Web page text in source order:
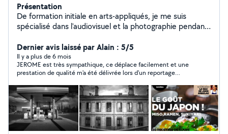
Présentation
De formation initiale en arts-appliqués, je me suis
spécialisé dans l'audiovisuel et la photographie pendant
professionnaliser dans le domaine de la photo, en
complément je peux proposer mes services de vidéaste
Mes compétences techniques comprennent toutes les
spécificités requises à la production photo e et
audiovisuelle, captation d'évènements, cadrage,
montage, prise de vue photo, photo reportage,
mariage, portrait
Dernier avis laissé par Alain : 5/5
Il y a plus de 6 mois
JEROME est très sympathique, ce déplace facilement et une
prestation de qualité m'a été délivrée lors d'un reportage
association. Très bon rapport qualité prix! Rien à redire si ce
n'est continuez ainsi. Je recommande vivement. Alain.